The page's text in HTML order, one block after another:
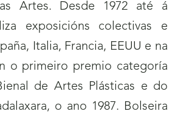
Artes. Desde 1972 até á
exposicións colectivas e
Italia, Francia, EEUU e na
o primeiro premio categoría
de Artes Plásticas e do
o ano 1987. Bolseira